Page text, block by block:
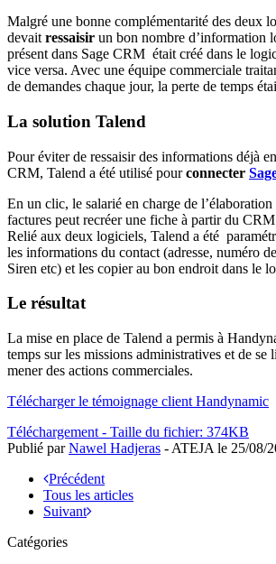
Malgré une bonne complémentarité des deux
devait ressaisir un bon nombre d’information
présent dans Sage CRM était créé dans le
vice versa. Avec une équipe commerciale
de demandes chaque jour, la perte de temps
La solution Talend
Pour éviter de ressaisir des informations déjà
CRM, Talend a été utilisé pourconnecter
En un clic, le salarié en charge de l’élaboration
factures peut recréer une fiche à partir du
Relié aux deux logiciels, Talend a été
les informations du contact (adresse, numéro
Siren etc) et les copier au bon endroit dans le
Le résultat
La mise en place de Talend a permis à
temps sur les missions administratives et de se
mener des actions commerciales.
Télécharger le témoignage client Handynamic
Téléchargement - Taille du fichier: 374KB
Publié parNawel Hadjeras - ATEJA le 25/08/
Précédent
Tous les articles
Suivant
Catégories